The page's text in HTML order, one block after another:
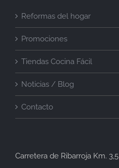
Reformas del hogar
Promociones
Tiendas Cocina Fácil
Noticias / Blog
Contacto
Carretera de Ribarroja Km. 3,5